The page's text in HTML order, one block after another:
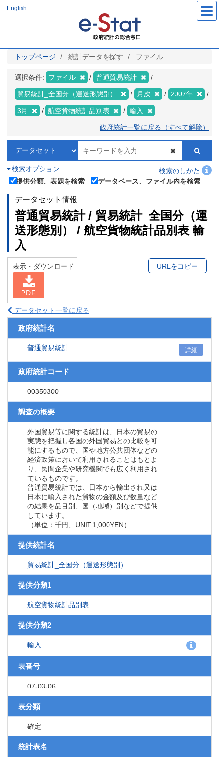
ツ
English
トップページ 統計データを探す ファイル
選択条件: ファイル 普通貿易統計
貿易統計_全国分（運送形態別） 月次 2007年
3月 航空貨物統計品別表 輸入
政府統計一覧に戻る（すべて解除）
検索オプション
検索のしかた
提供分類、表題を検索
データベース、ファイル内を検索
データセット情報
普通貿易統計 / 貿易統計_全国分（運
送形態別） / 航空貨物統計品別表 輸
入
表示・ダウンロード
PDF
URLをコピー
データセット一覧に戻る
政府統計名
普通貿易統計 詳細
政府統計コード
00350300
調査の概要
外国貿易等に関する統計は、日本の貿易の
実態を把握し各国の外国貿易との比較を可
能にするもので、国や地方公共団体などの
経済政策において利用されることはもとよ
り、民間企業や研究機関でも広く利用され
ているものです。
普通貿易統計では、日本から輸出され又は
日本に輸入された貨物の金額及び数量など
の結果を品目別、国（地域）別などで提供
しています。
（単位：千円、UNIT:1,000YEN）
提供統計名
貿易統計_全国分（運送形態別）
提供分類1
航空貨物統計品別表
提供分類2
輸入
表番号
07-03-06
表分類
確定
統計表名